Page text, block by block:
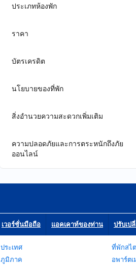
ประเภทห้องพัก
ราคา
บัตรเครดิต
นโยบายของที่พัก
สิ่งอำนวยความสะดวกเพิ่มเติม
ความปลอดภัยและการตระหนักถึงภัย
ออนไลน์
เวอร์ชั่นมือถือ แอคเคาท์ของท่าน ปรับเป
ประเทศ
ภูมิภาค
ที่พักสไ
อพาร์ต